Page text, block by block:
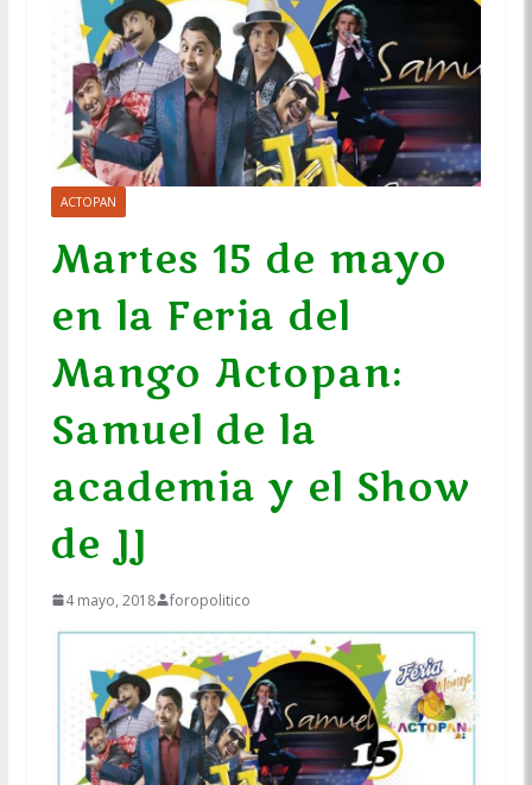
ACTOPAN
Martes 15 de mayo
en la Feria del
Mango Actopan:
Samuel de la
academia y el Show
de JJ
4 mayo, 2018 foropolitico